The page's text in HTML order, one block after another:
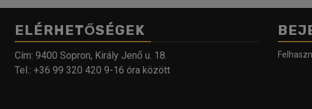
ELÉRHETŐSÉGEK
Cím: 9400 Sopron, Király Jenő u. 18.
Tel.: +36 99 320 420 9-16 óra között